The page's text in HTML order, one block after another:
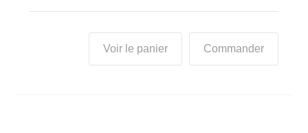
Commander
Voir le panier